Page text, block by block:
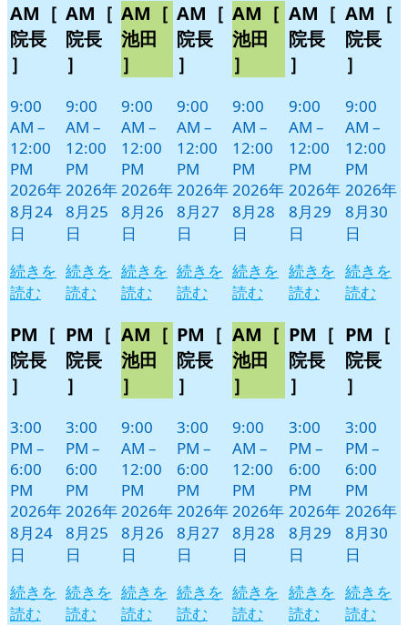
月
24
日
イ
ベ
ト)
AM［
院長
］
9:00
AM –
12:00
PM
2026年
8月24
日
続きを
読む
PM［
院長
］
3:00
PM –
6:00
PM
2026年
8月24
日
続きを
読む
月
25
日
イ
ベ
ト)
AM［
院長
］
9:00
AM –
12:00
PM
2026年
8月25
日
続きを
読む
PM［
院長
］
3:00
PM –
6:00
PM
2026年
8月25
日
続きを
読む
月
26
日
イ
ベ
ト)
AM［
池田
］
9:00
AM –
12:00
PM
2026年
8月26
日
続きを
読む
AM［
池田
］
9:00
AM –
12:00
PM
2026年
8月26
日
続きを
読む
月
27
日
イ
ベ
ト)
AM［
院長
］
9:00
AM –
12:00
PM
2026年
8月27
日
続きを
読む
PM［
院長
］
3:00
PM –
6:00
PM
2026年
8月27
日
続きを
読む
月
28
日
イ
ベ
ト)
AM［
池田
］
9:00
AM –
12:00
PM
2026年
8月28
日
続きを
読む
AM［
池田
］
9:00
AM –
12:00
PM
2026年
8月28
日
続きを
読む
月
29
日
イ
ベ
ト)
AM［
院長
］
9:00
AM –
12:00
PM
2026年
8月29
日
続きを
読む
PM［
院長
］
3:00
PM –
6:00
PM
2026年
8月29
日
続きを
読む
月
30
日
イ
AM［
院長
］
9:00
AM –
12:00
PM
2026年
8月30
日
続きを
読む
PM［
院長
］
3:00
PM –
6:00
PM
2026年
8月30
日
続きを
読む